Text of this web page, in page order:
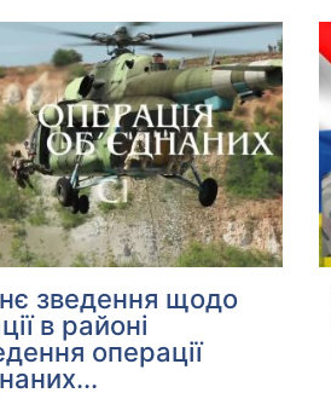
зведення щодо
в районі
операції